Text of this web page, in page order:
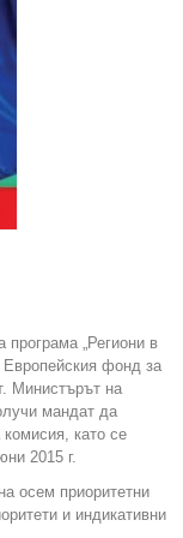
програма „Региони в
Европейския фонд за
Министърът на
мандат да
комисия, като се
2015 г.
осем приоритетни
и индикативни